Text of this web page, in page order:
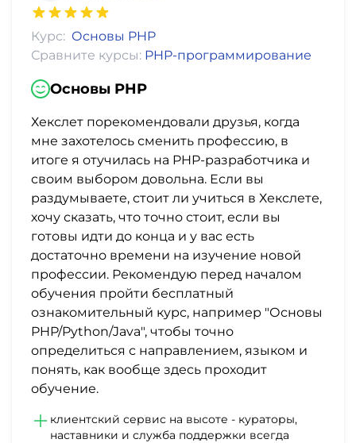
Курс: Основы PHP
Сравните курсы: PHP-программирование
Основы PHP
Хекслет порекомендовали друзья, когда
мне захотелось сменить профессию, в
итоге я отучилась на PHP-разработчика и
своим выбором довольна. Если вы
раздумываете, стоит ли учиться в Хекслете,
хочу сказать, что точно стоит, если вы
готовы идти до конца и у вас есть
достаточно времени на изучение новой
профессии. Рекомендую перед началом
обучения пройти бесплатный
ознакомительный курс, например "Основы
PHP/Python/Java", чтобы точно
определиться с направлением, языком и
понять, как вообще здесь проходит
обучение.
клиентский сервис на высоте - кураторы,
наставники и служба поддержки всегда